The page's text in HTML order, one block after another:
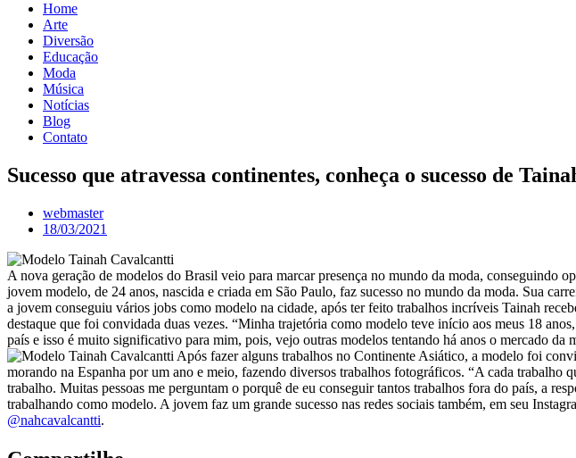
Home
Arte
Diversão
Educação
Moda
Música
Notícias
Blog
Contato
Sucesso que atravessa continentes, conheça o sucesso de
webmaster
18/03/2021
A nova geração de modelos do Brasil veio para marcar presença no mundo da moda, conseguindo
jovem modelo, de 24 anos, nascida e criada em São Paulo, faz sucesso no mundo da moda. Sua
a jovem conseguiu vários jobs como modelo na cidade, após ter feito trabalhos incríveis Tainah
destaque que foi convidada duas vezes. “Minha trajetória como modelo teve início aos meus 18
país e isso é muito significativo para mim, pois, vejo outras modelos tentando há anos o mercado
Após fazer alguns trabalhos no Continente Asiático, a modelo foi
morando na Espanha por um ano e meio, fazendo diversos trabalhos fotográficos. “A cada
trabalho. Muitas pessoas me perguntam o porquê de eu conseguir tantos trabalhos fora do país, a
trabalhando como modelo. A jovem faz um grande sucesso nas redes sociais também, em seu
@nahcavalcantti.